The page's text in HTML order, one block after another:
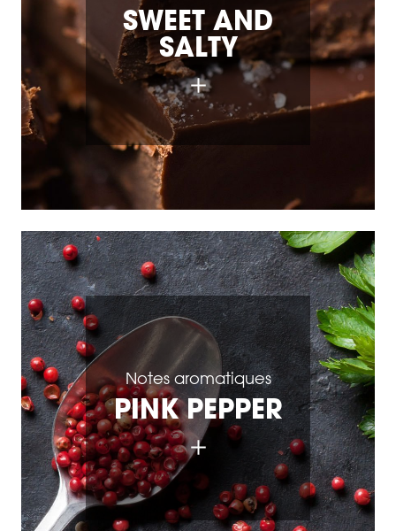
SWEET AND
SALTY
Notes aromatiques
PINK PEPPER